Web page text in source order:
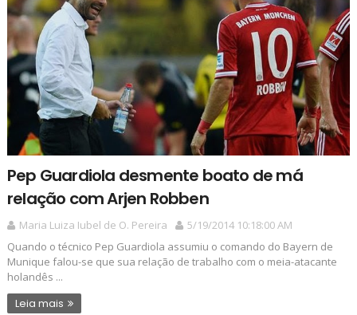
Pep Guardiola desmente boato de má
relação com Arjen Robben
Maria Luiza Iubel de O. Pereira
5/19/2014 10:18:00 AM
Quando o técnico Pep Guardiola assumiu o comando do Bayern de
Munique falou-se que sua relação de trabalho com o meia-atacante
holandês ...
Leia mais